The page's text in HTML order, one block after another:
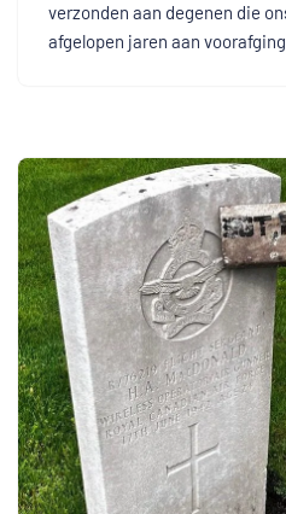
verzonden aan degenen die
afgelopen jaren aan